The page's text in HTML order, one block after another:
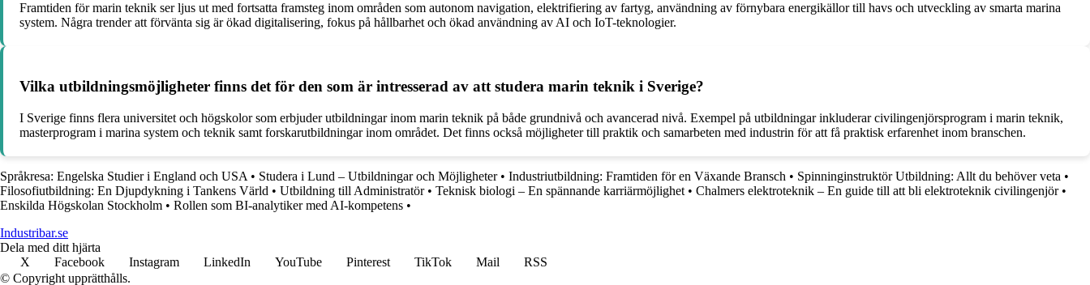
Framtiden för marin teknik ser ljus ut med fortsatta framsteg inom områden som autonom navigation, elektrifiering av fartyg, användning av förnybara energikällor till havs och utveckling av smarta marina
system. Några trender att förvänta sig är ökad digitalisering, fokus på hållbarhet och ökad användning av AI och IoT-teknologier.
Vilka utbildningsmöjligheter finns det för den som är intresserad av att studera marin teknik i Sverige?
I Sverige finns flera universitet och högskolor som erbjuder utbildningar inom marin teknik på både grundnivå och avancerad nivå. Exempel på utbildningar inkluderar civilingenjörsprogram i marin teknik,
masterprogram i marina system och teknik samt forskarutbildningar inom området. Det finns också möjligheter till praktik och samarbeten med industrin för att få praktisk erfarenhet inom branschen.
Språkresa: Engelska Studier i England och USA • Studera i Lund – Utbildningar och Möjligheter• Industriutbildning: Framtiden för en Växande Bransch • Spinninginstruktör Utbildning: Allt du behöver veta •
Filosofiutbildning: En Djupdykning i Tankens Värld • Utbildning till Administratör• Teknisk biologi – En spännande karriärmöjlighet • Chalmers elektroteknik – En guide till att bli elektroteknik civilingenjör•
Enskilda Högskolan Stockholm • Rollen som BI-analytiker med AI-kompetens •
Industribar.se
Dela med ditt hjärta
X
Facebook Instagram LinkedIn YouTube Pinterest TikTok Mail
RSS
© Copyright upprätthålls.